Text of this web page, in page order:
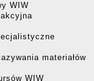
WIW
materiałów
WIW